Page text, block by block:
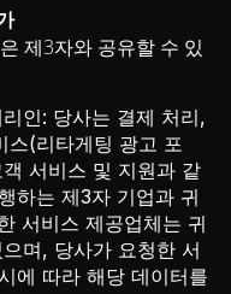
제3자와 공유할 수 있
인: 당사는 결제 처리,
스(리타게팅 광고 포
서비스 및 지원과 같
하는 제3자 기업과 귀
서비스 제공업체는 귀
며, 당사가 요청한 서
에 따라 해당 데이터를